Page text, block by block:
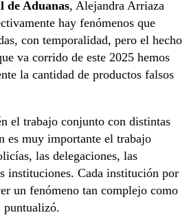
de Aduanas, Alejandra Arriaza
hay fenómenos que
con temporalidad, pero el hecho
va corrido de este 2025 hemos
la cantidad de productos falsos
el trabajo conjunto con distintas
es muy importante el trabajo
las delegaciones, las
instituciones. Cada institución por
un fenómeno tan complejo como
puntualizó.